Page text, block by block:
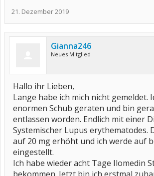
21. Dezember 2019
Gianna246
Neues Mitglied
Hallo ihr Lieben,
Lange habe ich mich nicht gemeldet.
enormen Schub geraten und bin
entlassen worden. Endlich mit einer
Systemischer Lupus erythematodes.
auf 20 mg erhöht und ich werde auf
eingestellt.
Ich habe wieder acht Tage Ilomedin